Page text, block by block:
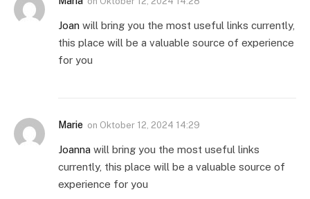
Joan will bring you the most useful links currently,
this place will be a valuable source of experience
for you
Marie on Oktober 12, 2024 14:29
Joanna will bring you the most useful links
currently, this place will be a valuable source of
experience for you